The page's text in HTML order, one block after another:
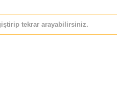
tekrar arayabilirsiniz.